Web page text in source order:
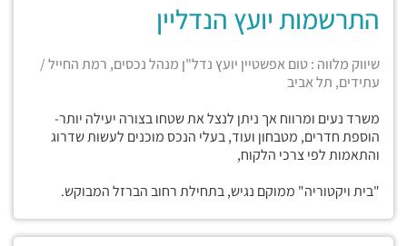
התרשמות יועץ הנדליין
שיווק מלווה : טום אפשטיין יועץ נדל"ן מנהל נכסים, רמת החייל /
עתידים, תל אביב
משרד נעים ומרווח אך ניתן לנצל את שטחו בצורה יעילה יותר-
הוספת חדרים, מטבחון ועוד, בעלי הנכס מוכנים לעשות שדרוג
והתאמות לפי צרכי הלקוח,
"בית ויקטוריה" ממוקם נגיש, בתחילת רחוב הברזל המבוקש.